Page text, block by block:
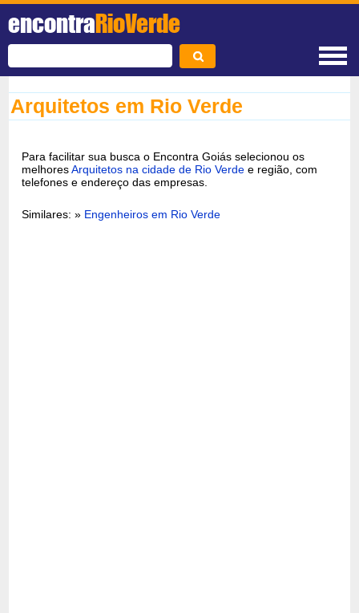
encontraRioVerde
Arquitetos em Rio Verde
Para facilitar sua busca o Encontra Goiás selecionou os
melhoresArquitetos na cidade de Rio Verde e região, com
telefones e endereço das empresas.
Similares: » Engenheiros em Rio Verde